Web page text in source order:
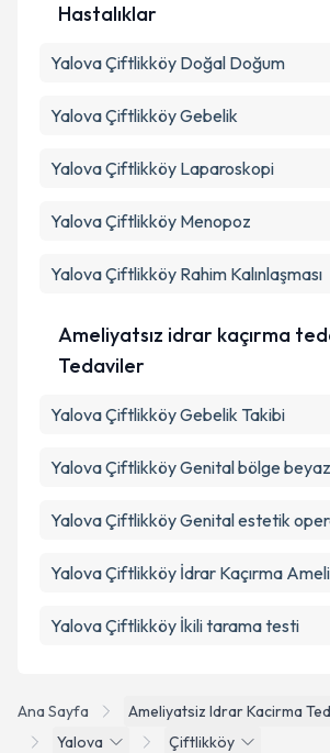
Ana Sayfa
Ameliyatsiz Idrar Kacirma
Yalova
Çiftlikköy
Hastalıklar
Yalova Çiftlikköy Doğal Doğum
Yalova Çiftlikköy Gebelik
Yalova Çiftlikköy Laparoskopi
Yalova Çiftlikköy Menopoz
Yalova Çiftlikköy Rahim Kalınlaşması
Ameliyatsız idrar kaçırma
Tedaviler
Yalova Çiftlikköy Gebelik Takibi
Yalova Çiftlikköy Genital bölge
Yalova Çiftlikköy Genital estetik
Yalova Çiftlikköy İdrar Kaçırma
Yalova Çiftlikköy İkili tarama testi